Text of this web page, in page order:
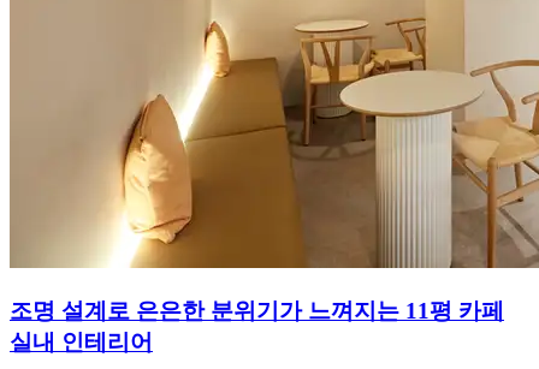
조명 설계로 은은한 분위기가 느껴지는 11평 카페
실내 인테리어